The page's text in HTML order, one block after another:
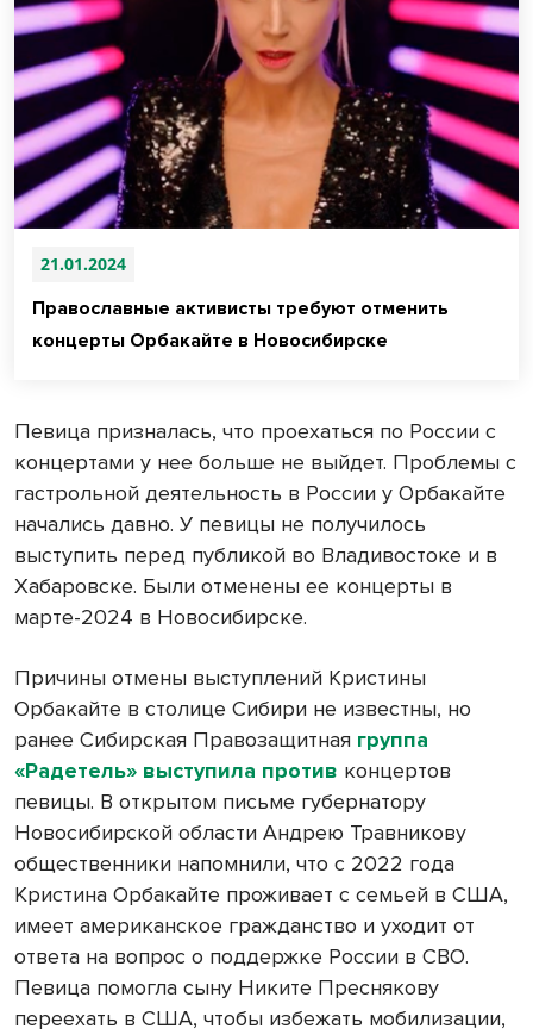
21.01.2024
Православные активисты требуют отменить
концерты Орбакайте в Новосибирске
Певица призналась, что проехаться по России с
концертами у нее больше не выйдет. Проблемы с
гастрольной деятельность в России у Орбакайте
начались давно. У певицы не получилось
выступить перед публикой во Владивостоке и в
Хабаровске. Были отменены ее концерты в
марте-2024 в Новосибирске.
Причины отмены выступлений Кристины
Орбакайте в столице Сибири не известны, но
ранее Сибирская Правозащитная группа
«Радетель» выступила против концертов
певицы. В открытом письме губернатору
Новосибирской области Андрею Травникову
общественники напомнили, что с 2022 года
Кристина Орбакайте проживает с семьей в США,
имеет американское гражданство и уходит от
ответа на вопрос о поддержке России в СВО.
Певица помогла сыну Никите Преснякову
переехать в США, чтобы избежать мобилизации,